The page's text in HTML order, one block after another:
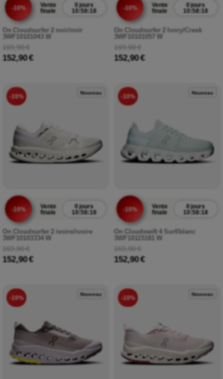
-10%
Vente
finale
0 jours
10:58:17
On Cloudsurfer 2 noir/noir
3WF10101043 W
169,90 €
152,90 €
-10%
Vente
finale
0 jours
10:58:17
On Cloudsurfer 2 Ivory/Creek
3WF10101057 W
169,90 €
152,90 €
-10%
Nouveau
-10%
Vente
finale
0 jours
10:58:17
On Cloudsurfer 2 ivoire/ivoire
3WF10103334 W
169,90 €
152,90 €
-10%
Nouveau
-10%
Vente
finale
0 jours
10:58:17
On Cloudswift 4 Surf/blanc
3WF10115181 W
169,90 €
152,90 €
-10%
Nouveau
-10%
Nouveau